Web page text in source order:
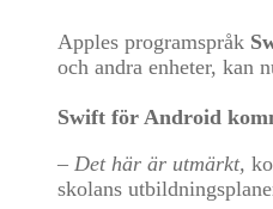
Apples programspråk
och andra enheter, kan
Swift för Android
– Det här är utmärkt,
skolans